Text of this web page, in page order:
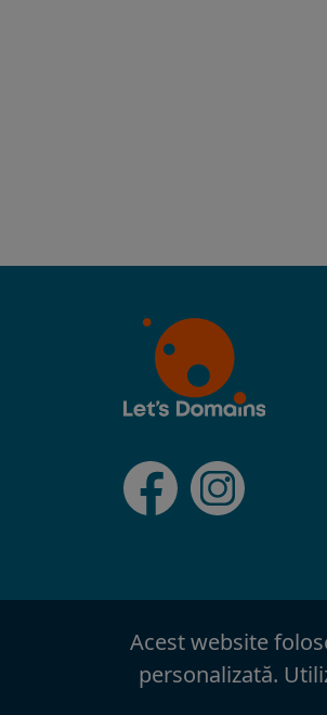
Acest website
personalizată.